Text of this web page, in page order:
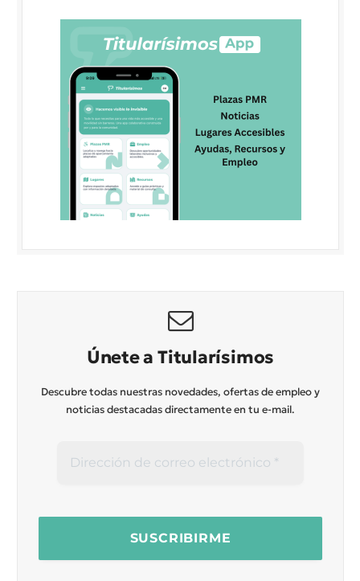
Únete a Titularísimos
Descubre todas nuestras novedades, ofertas de empleo y
noticias destacadas directamente en tu e-mail.